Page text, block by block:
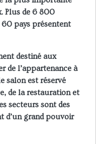
Plus de 6 800
pays présentent
destiné aux
de l’appartenance à
salon est réservé
de la restauration et
secteurs sont des
d’un grand pouvoir